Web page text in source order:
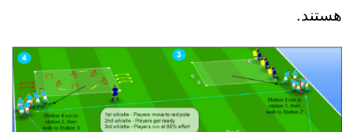
هستند.